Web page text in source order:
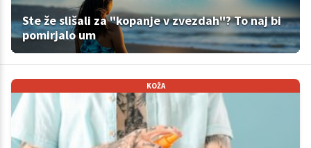
Ste že slišali za "kopanje v zvezdah"? To naj bi
pomirjalo um
KOŽA